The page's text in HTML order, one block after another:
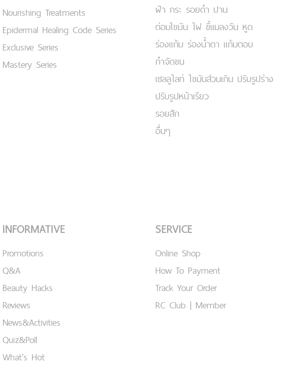
Nourishing Treatments
Epidermal Healing Code Series
Exclusive Series
Mastery Series
ฝ้า กระ รอยดำ ปาน
ต่อมไขมัน ไฝ ขี้แมลงวัน หูด
ร่องแก้ม ร่องน้ำตา แก้มตอบ
กำจัดขน
เชลลูไลท์ ไขมันส่วนเกิน ปรับรูปร่าง
ปรับรูปหน้าเรียว
รอยสัก
อื่นๆ
INFORMATIVE
Promotions
Q&A
Beauty Hacks
Reviews
News&Activities
Quiz&Poll
What's Hot
SERVICE
Online Shop
How To Payment
Track Your Order
RC Club | Member